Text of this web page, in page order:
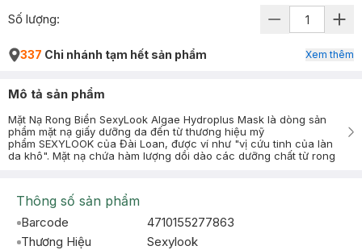
Số lượng:
337 Chi nhánh tạm hết sản phẩm Xem thêm
Mô tả sản phẩm
Mặt Nạ Rong Biển SexyLook Algae Hydroplus Mask là dòng sản
phẩm mặt nạ giấy dưỡng da đến từ thương hiệu mỹ
phẩm SEXYLOOK của Đài Loan, được ví như "vị cứu tinh của làn
da khô". Mặt nạ chứa hàm lượng dồi dào các dưỡng chất từ rong
Thông số sản phẩm
Barcode
4710155277863
Thương Hiệu
Sexylook